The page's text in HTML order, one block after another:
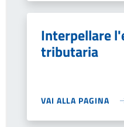
Interpellare
tributaria
VAI ALLA PAGINA